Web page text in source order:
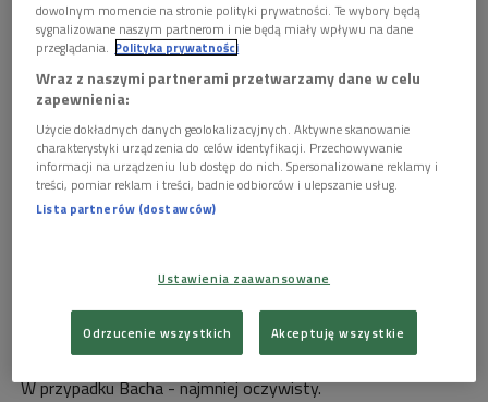
Maurizio Pollini w swoim repertuarze ma także dzieła Bacha
Shutterstock/mmsanna
POSŁUCHAJ
W przypadku Bacha - najmniej oczywisty.
dowolnym momencie na stronie polityki prywatności. Te wybory będą
sygnalizowane naszym partnerom i nie będą miały wpływu na dane
przeglądania. Polityka prywatności
Wraz z naszymi partnerami przetwarzamy dane w celu
zapewnienia:
Użycie dokładnych danych geolokalizacyjnych. Aktywne skanowanie
charakterystyki urządzenia do celów identyfikacji. Przechowywanie
informacji na urządzeniu lub dostęp do nich. Spersonalizowane reklamy i
treści, pomiar reklam i treści, badnie odbiorców i ulepszanie usług.
Lista partnerów (dostawców)
Ustawienia zaawansowane
Odrzucenie wszystkich Akceptuję wszystkie